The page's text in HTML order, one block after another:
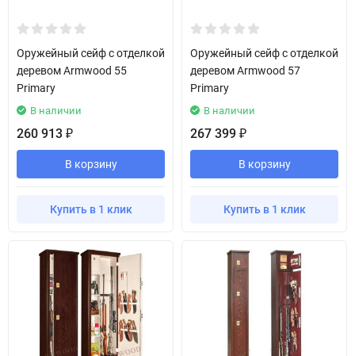
Оружейный сейф с отделкой
деревом Armwood 55
Primary
В наличии
260 913 ₽
В корзину
Купить в 1 клик
Оружейный сейф с отделкой
деревом Armwood 57
Primary
В наличии
267 399 ₽
В корзину
Купить в 1 клик